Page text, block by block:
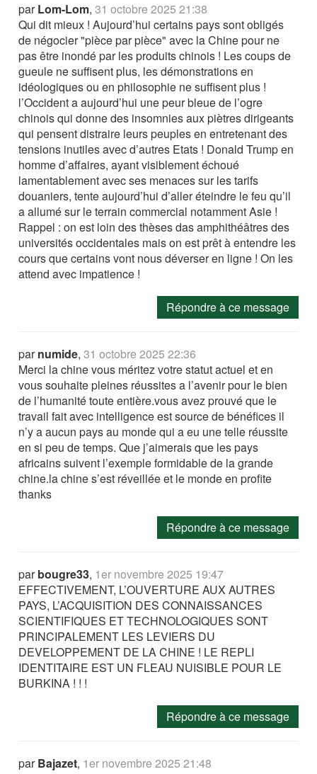
parLom-Lom,31 octobre 2025 21:38
Qui dit mieux ! Aujourd’hui certains pays sont obligés
de négocier "pièce par pièce" avec la Chine pour ne
pas être inondé par les produits chinois ! Les coups de
gueule ne suffisent plus, les démonstrations en
idéologiques ou en philosophie ne suffisent plus !
l’Occident a aujourd’hui une peur bleue de l’ogre
chinois qui donne des insomnies aux piètres dirigeants
qui pensent distraire leurs peuples en entretenant des
tensions inutiles avec d’autres Etats ! Donald Trump en
homme d’affaires, ayant visiblement échoué
lamentablement avec ses menaces sur les tarifs
douaniers, tente aujourd’hui d’aller éteindre le feu qu’il
a allumé sur le terrain commercial notamment Asie !
Rappel : on est loin des thèses das amphithéâtres des
universités occidentales mais on est prêt à entendre les
cours que certains vont nous déverser en ligne ! On les
attend avec impatience !
Répondre à ce message
parnumide,31 octobre 2025 22:36
Merci la chine vous méritez votre statut actuel et en
vous souhaite pleines réussites a l’avenir pour le bien
de l’humanité toute entière.vous avez prouvé que le
travail fait avec intelligence est source de bénéfices il
n’y a aucun pays au monde qui a eu une telle réussite
en si peu de temps. Que j’aimerais que les pays
africains suivent l’exemple formidable de la grande
chine.la chine s’est réveillée et le monde en profite
thanks
Répondre à ce message
parbougre33, 1er novembre 2025 19:47
EFFECTIVEMENT, L’OUVERTURE AUX AUTRES
PAYS, L’ACQUISITION DES CONNAISSANCES
SCIENTIFIQUES ET TECHNOLOGIQUES SONT
PRINCIPALEMENT LES LEVIERS DU
DEVELOPPEMENT DE LA CHINE ! LE REPLI
IDENTITAIRE EST UN FLEAU NUISIBLE POUR LE
BURKINA ! ! !
Répondre à ce message
parBajazet, 1er novembre 2025 21:48